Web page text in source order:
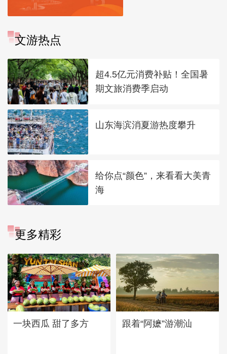
文游热点
超4.5亿元消费补贴！全国暑
期文旅消费季启动
山东海滨消夏游热度攀升
给你点“颜色”，来看看大美青
海
更多精彩
一块西瓜 甜了多方 跟着“阿嬷”游潮汕